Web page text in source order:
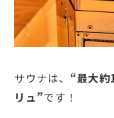
サウナは、 “最大
リュ”です！